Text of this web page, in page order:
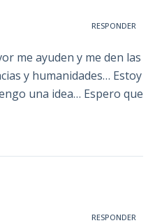
RESPONDER
me ayuden y me den las
y humanidades… Estoy
una idea… Espero que
RESPONDER